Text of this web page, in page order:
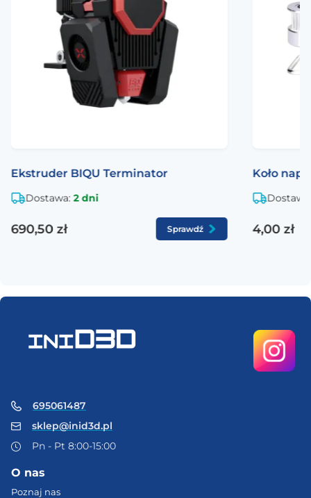
Klasa materiału Stal hartowana 12.9
Powłoka Oksydowana na czarno
Norma ISO 4762
Ekstruder BIQU Terminator
Dostawa:2 dni
690,50 zł Sprawdź
Koło
4,00 zł
695061487
sklep@inid3d.pl
Pn - Pt 8:00-15:00
O nas
Poznaj nas